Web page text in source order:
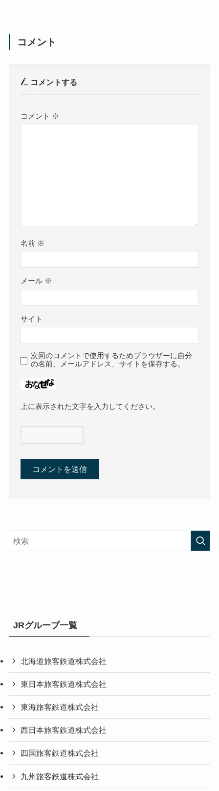
コメント
コメントする
コメント ※
名前 ※
メール ※
サイト
次回のコメントで使用するためブラウザーに自分
の名前、メールアドレス、サイトを保存する。
上に表示された文字を入力してください。
JRグループ一覧
北海道旅客鉄道株式会社
東日本旅客鉄道株式会社
東海旅客鉄道株式会社
西日本旅客鉄道株式会社
四国旅客鉄道株式会社
九州旅客鉄道株式会社